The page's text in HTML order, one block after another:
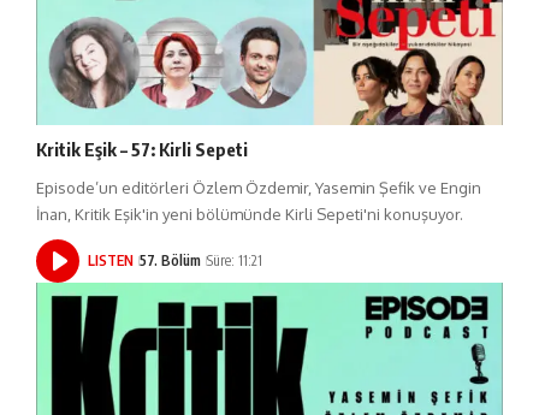
Kritik Eşik – 57: Kirli Sepeti
Episode’un editörleri Özlem Özdemir, Yasemin Şefik ve Engin
İnan, Kritik Eşik'in yeni bölümünde Kirli Sepeti'ni konuşuyor.
LISTEN 57. Bölüm Süre: 11:21